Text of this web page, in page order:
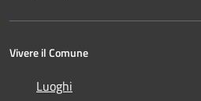
Vivere il Comune
Luoghi